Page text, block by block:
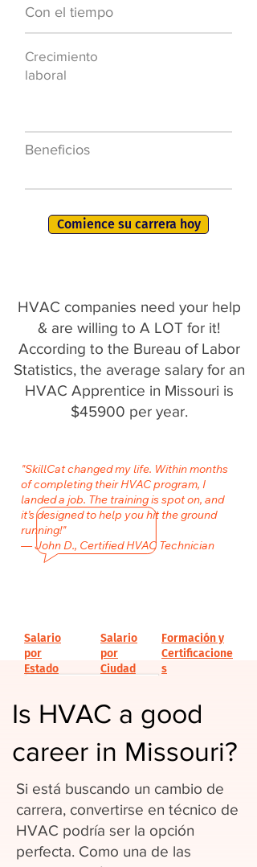
Con el tiempo
Crecimiento
laboral
Beneficios
Comience su carrera hoy
HVAC companies need your help
& are willing to A LOT for it!
According to the Bureau of Labor
Statistics, the average salary for an
HVAC Apprentice in Missouri is
$45900 per year.
"SkillCat changed my life. Within months
of completing their HVAC program, I
landed a job. The training is spot on, and
it’s designed to help you hit the ground
running!"
— John D., Certified HVAC Technician
Is HVAC a good
career in Missouri?
Si está buscando un cambio de
carrera, convertirse en técnico de
HVAC podría ser la opción
perfecta. Como una de las
Salario
por
Estado
Salario
por
Ciudad
Formación y
Certificacione
s